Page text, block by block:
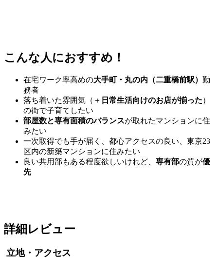
こんな人におすすめ！
在宅ワーク率高めの大手町・丸の内（二重橋前駅） 勤
務者
落ち着いた雰囲気（＋ 日常生活向けのお店が揃った）
の街で子育てしたい
部屋数と専有面積のバランスが取れたマンションに住
みたい
一次取得でも手が届く、都心アクセスの良い、東京23
区内の新築マンションに住みたい
良い共用部もある程度欲しいけれど、 専有部の質が優
先
詳細レビュー
立地・アクセス